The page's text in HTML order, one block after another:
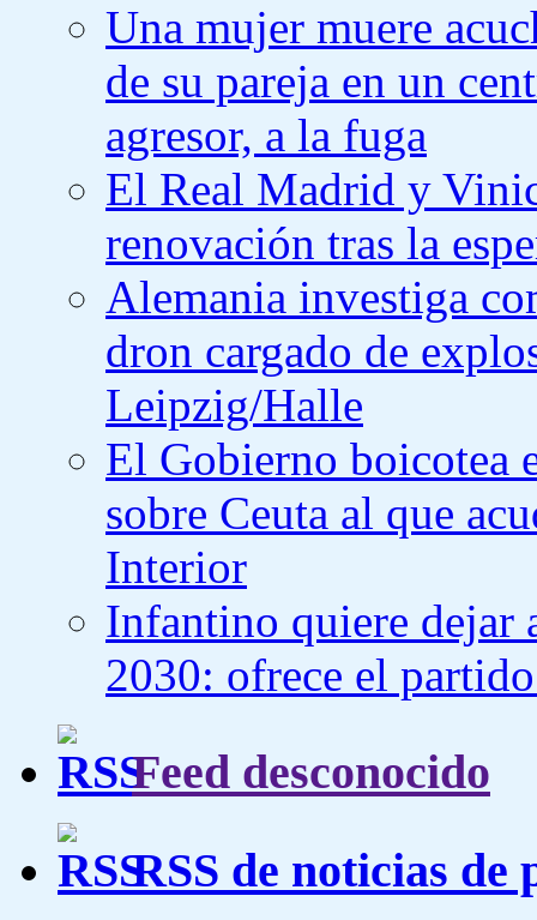
Una mujer muere
de su pareja en un
agresor, a la fuga
El Real Madrid y
renovación tras la
Alemania investiga
dron cargado de
Leipzig/Halle
El Gobierno boicotea
sobre Ceuta al que
Interior
Infantino quiere dejar
2030: ofrece el
Feed desconocido
RSS de noticias de